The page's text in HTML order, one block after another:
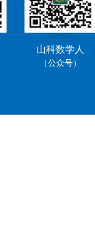
山科数学人
（公众号）